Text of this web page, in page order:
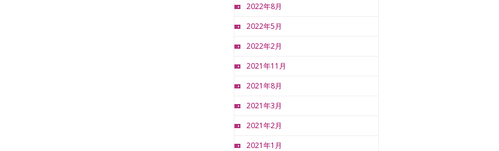
2022年8月
2022年5月
2022年2月
2021年11月
2021年8月
2021年3月
2021年2月
2021年1月